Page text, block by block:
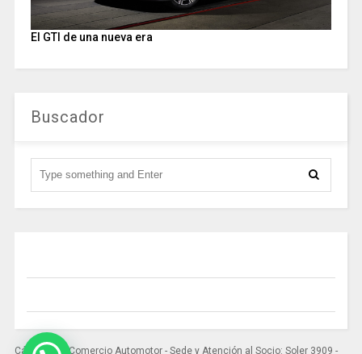
El GTI de una nueva era
Buscador
Cámara del Comercio Automotor - Sede y Atención al Socio: Soler 3909 -